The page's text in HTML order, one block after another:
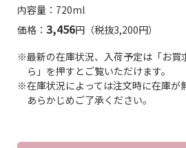
内容量：720ml
価格： 3,456円（税抜3,200円）
※最新の在庫状況、入荷予定は「お買
ら」を押すとご覧いただけます。
※在庫状況によっては注文時に在庫が
あらかじめご了承ください。